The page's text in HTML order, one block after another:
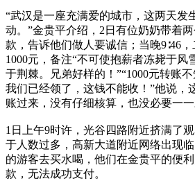
“武汉是一座充满爱的城市，这两天发
动。”金贵平介绍，2日有位奶奶带着
款，告诉他们做人要诚信；当晚9∶46
1000元，备注“不可使抱薪者冻毙于风
于荆棘。兄弟好样的！”“1000元转账
我们已经领了，这钱不能收！”他说，
账过来，没有仔细核算，也没必要一一
1日上午9时许，光谷四路附近挤满了
于人数过多，高新大道附近网络出现
的游客去买水喝，他们在金贵平的便
款，无法成功支付。